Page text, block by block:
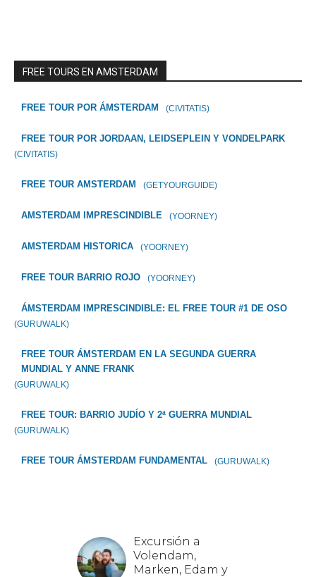
FREE TOURS EN AMSTERDAM
FREE TOUR POR ÁMSTERDAM (CIVITATIS)
FREE TOUR POR JORDAAN, LEIDSEPLEIN Y VONDELPARK
(CIVITATIS)
FREE TOUR AMSTERDAM (GETYOURGUIDE)
AMSTERDAM IMPRESCINDIBLE (YOORNEY)
AMSTERDAM HISTORICA (YOORNEY)
FREE TOUR BARRIO ROJO (YOORNEY)
ÁMSTERDAM IMPRESCINDIBLE: EL FREE TOUR #1 DE OSO
(GURUWALK)
FREE TOUR ÁMSTERDAM EN LA SEGUNDA GUERRA
MUNDIAL Y ANNE FRANK
(GURUWALK)
FREE TOUR: BARRIO JUDÍO Y 2ª GUERRA MUNDIAL
(GURUWALK)
FREE TOUR ÁMSTERDAM FUNDAMENTAL (GURUWALK)